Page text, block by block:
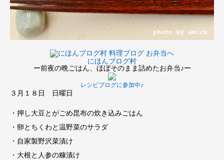
にほんブログ村
ー前夜の晩ごはん、ほぼそのまま詰めたお弁当♪ー
レシピブログに参加中♪
３月１８日 日曜日
・押し大豆とがごめ昆布の炊き込みごはん
・卵とちくわと温野菜のサラダ
・自家製野沢菜漬け
・大根と人参の糠漬け